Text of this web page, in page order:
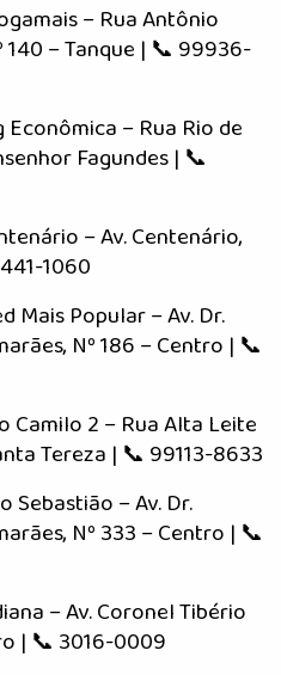
– Rua Antônio
140 – Tanque | 📞 99936-
– Rua Rio de
Fagundes | 📞
– Av. Centenário,
1060
Mais Popular – Av. Dr.
Nº 186 – Centro | 📞
Camilo 2 – Rua Alta Leite
Tereza | 📞 99113-8633
Sebastião – Av. Dr.
Nº 333 – Centro | 📞
– Av. Coronel Tibério
| 📞 3016-0009